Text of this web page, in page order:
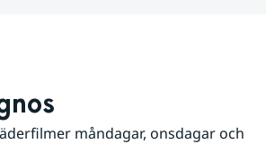
måndagar, onsdagar och